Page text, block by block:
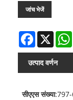
जांच भेजें
Facebook
X
उत्पाद वर्णन
सीएएस संख्या